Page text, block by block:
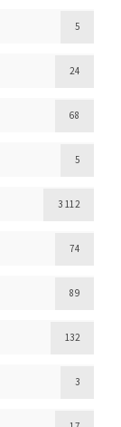
5
24
68
5
3 112
74
89
132
3